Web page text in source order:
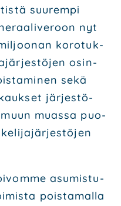
suu­rem­pi
nyt
koro­tuk­
osin­
sekä
jär­jes­tö­
muas­sa puo­
asu­mis­tu­
pois­ta­mal­la